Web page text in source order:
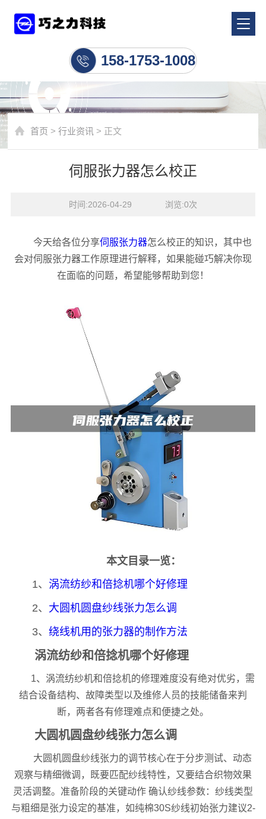
158-1753-1008
首页 >行业资讯 > 正文
伺服张力器怎么校正
时间:2026-04-29    浏览:0次
今天给各位分享伺服张力器怎么校正的知识，其中也
会对伺服张力器工作原理进行解释，如果能碰巧解决你现
在面临的问题，希望能够帮助到您！
本文目录一览：
1、 涡流纺纱和倍捻机哪个好修理
2、 大圆机圆盘纱线张力怎么调
3、 绕线机用的张力器的制作方法
涡流纺纱和倍捻机哪个好修理
1、涡流纺纱机和倍捻机的修理难度没有绝对优劣，需
结合设备结构、故障类型以及维修人员的技能储备来判
断，两者各有修理难点和便捷之处。
大圆机圆盘纱线张力怎么调
大圆机圆盘纱线张力的调节核心在于分步测试、动态
观察与精细微调，既要匹配纱线特性，又要结合织物效果
灵活调整。准备阶段的关键动作 确认纱线参数：纱线类型
与粗细是张力设定的基准，如纯棉30S纱线初始张力建议2-